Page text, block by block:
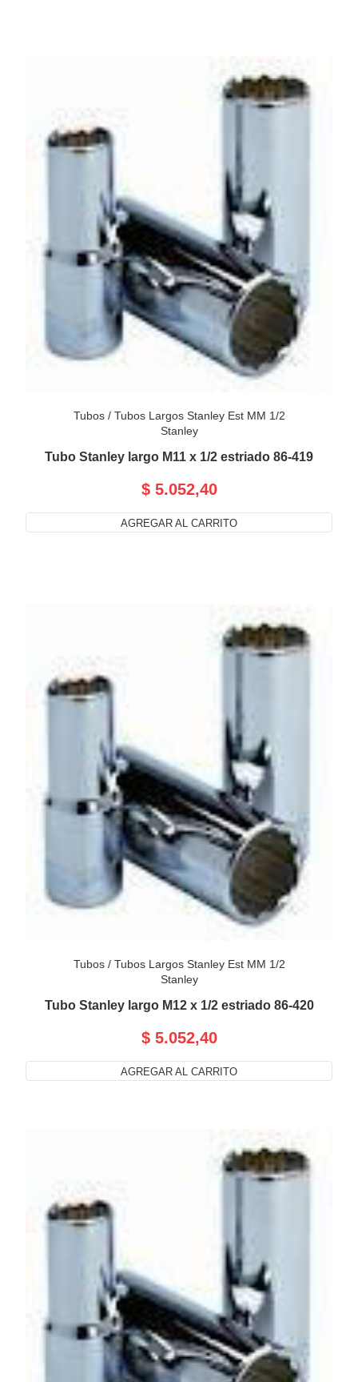
Tubos/ Tubos Largos Stanley Est MM 1/2
Stanley
Tubo Stanley largo M11 x 1/2 estriado 86-419
$ 5.052,40
AGREGAR AL CARRITO
Tubos/ Tubos Largos Stanley Est MM 1/2
Stanley
Tubo Stanley largo M12 x 1/2 estriado 86-420
$ 5.052,40
AGREGAR AL CARRITO